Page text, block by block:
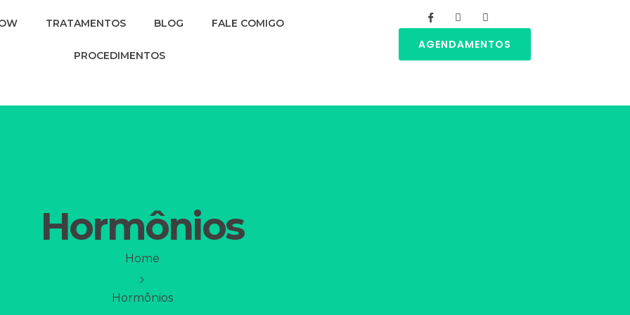
TRATAMENTOS BLOG FALE COMIGO
PROCEDIMENTOS
AGENDAMENTOS
Hormônios
Home
Hormônios